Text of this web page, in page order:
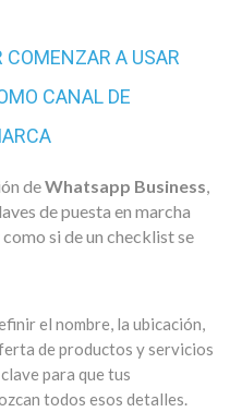
COMENZAR A USAR
CANAL DE
deWhatsapp Business,
de puesta en marcha
si de un checklist se
el nombre, la ubicación,
de productos y servicios
para que tus
todos esos detalles.